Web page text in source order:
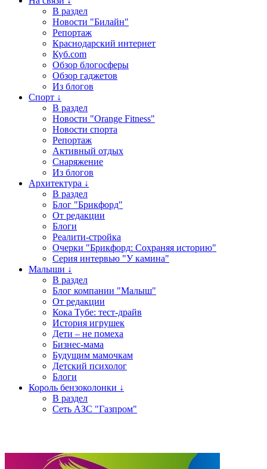
В раздел
Новости "Билайн"
Репортаж
Краснодарский интернет
Куб.com
Обзор блогосферы
Обзор гаджетов
Из блогов
Спорт ↓
В раздел
Новости "Orange Fitness"
Новости спорта
Репортаж
Активный отдых
Снаряжение
Из блогов
Архитектура ↓
В раздел
Блог "Брикфорд"
От редакции
Блоги
Реалити-стройка
Очерки "Брикфорд: Сохраняя историю"
Серия интервью "У камина"
Малыши ↓
В раздел
Блог компании "Малыш"
От редакции
Кока Тубе: тест-драйв
История игрушек
Дети – не помеха
Бизнес-мама
Будущим мамочкам
Детский психолог
Блоги
Король бензоколонки ↓
В раздел
Сеть АЗС "Газпром"